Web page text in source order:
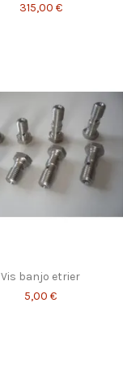
315,00 €
Vis banjo etrier
5,00 €